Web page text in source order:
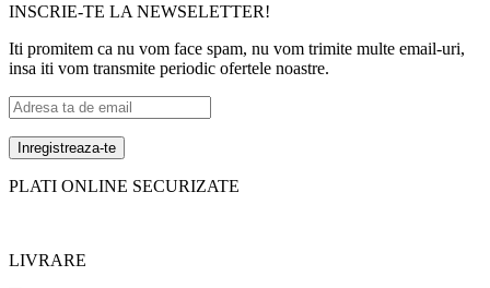
INSCRIE-TE LA NEWSELETTER!
Iti promitem ca nu vom face spam, nu vom trimite multe email-uri,
insa iti vom transmite periodic ofertele noastre.
PLATI ONLINE SECURIZATE
LIVRARE